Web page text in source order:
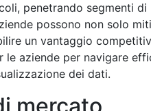
penetrando segmenti
possono non solo
un vantaggio
le aziende per navigare
dei dati.